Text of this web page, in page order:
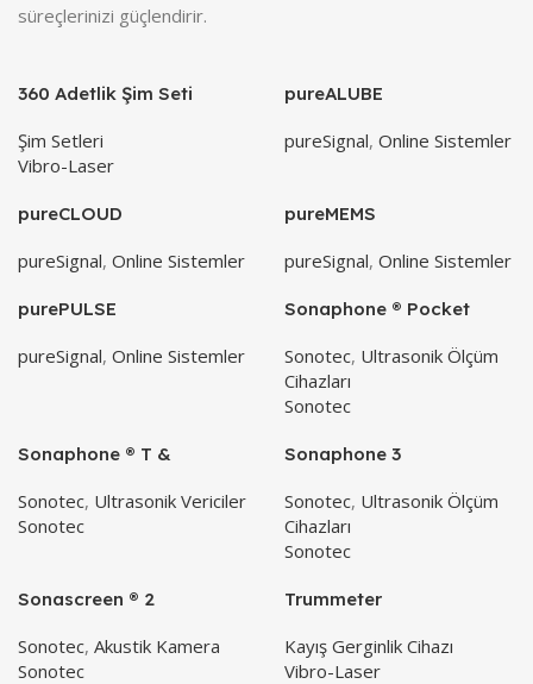
süreçlerinizi güçlendirir.
360 Adetlik Şim Seti
Şim Setleri
Vibro-Laser
pureALUBE
pureSignal, Online Sistemler
pureCLOUD
pureSignal, Online Sistemler
pureMEMS
pureSignal, Online Sistemler
purePULSE
pureSignal, Online Sistemler
Sonaphone ® Pocket
Sonotec, Ultrasonik Ölçüm
Cihazları
Sonotec
Sonaphone ® T &
Sonotec, Ultrasonik Vericiler
Sonotec
Sonaphone 3
Sonotec, Ultrasonik Ölçüm
Cihazları
Sonotec
Sonascreen ® 2
Sonotec, Akustik Kamera
Sonotec
Trummeter
Kayış Gerginlik Cihazı
Vibro-Laser